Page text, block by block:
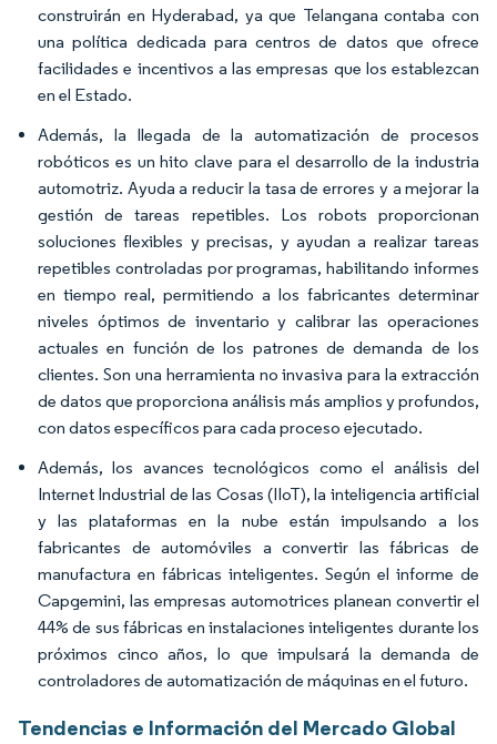
construirán en Hyderabad, ya que Telangana contaba con
una política dedicada para centros de datos que ofrece
facilidades e incentivos a las empresas que los establezcan
en el Estado.
Además, la llegada de la automatización de procesos
robóticos es un hito clave para el desarrollo de la industria
automotriz. Ayuda a reducir la tasa de errores y a mejorar la
gestión de tareas repetibles. Los robots proporcionan
soluciones flexibles y precisas, y ayudan a realizar tareas
repetibles controladas por programas, habilitando informes
en tiempo real, permitiendo a los fabricantes determinar
niveles óptimos de inventario y calibrar las operaciones
actuales en función de los patrones de demanda de los
clientes. Son una herramienta no invasiva para la extracción
de datos que proporciona análisis más amplios y profundos,
con datos específicos para cada proceso ejecutado.
Además, los avances tecnológicos como el análisis del
Internet Industrial de las Cosas (IIoT), la inteligencia artificial
y las plataformas en la nube están impulsando a los
fabricantes de automóviles a convertir las fábricas de
manufactura en fábricas inteligentes. Según el informe de
Capgemini, las empresas automotrices planean convertir el
44% de sus fábricas en instalaciones inteligentes durante los
próximos cinco años, lo que impulsará la demanda de
controladores de automatización de máquinas en el futuro.
Tendencias e Información del Mercado Global